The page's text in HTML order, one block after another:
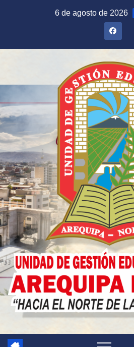
6 de agosto de 2026